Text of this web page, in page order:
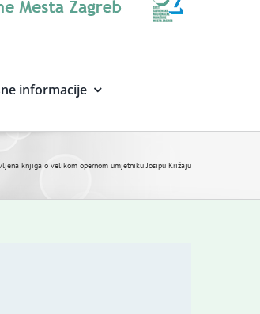
informacije
knjiga o velikom opernom umjetniku Josipu Križaju